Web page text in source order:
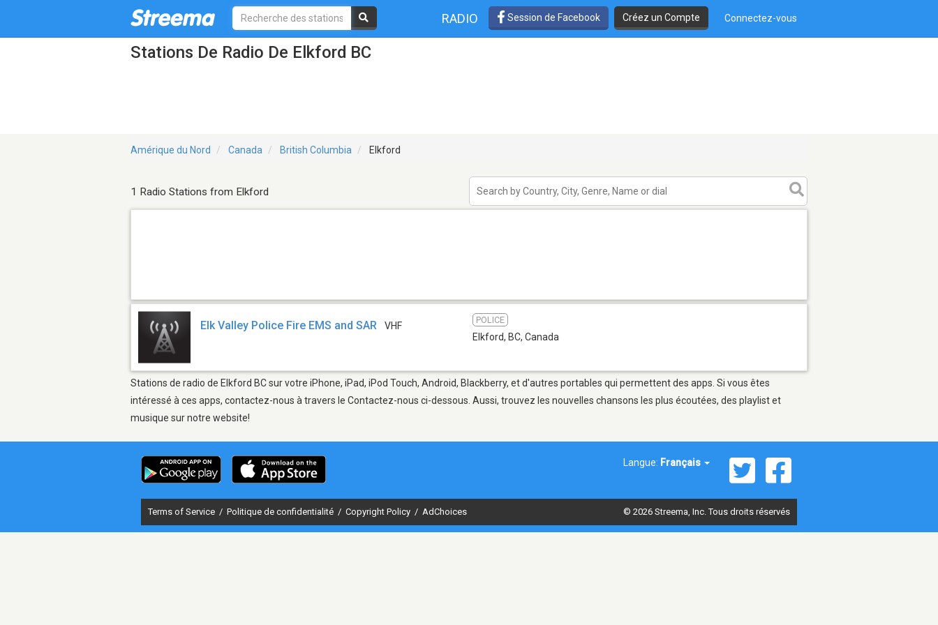
RADIO Session de Facebook Créez un Compte Connectez-vous
Stations De Radio De Elkford BC
Amérique du Nord Canada British Columbia Elkford
1 Radio Stations from Elkford
Elk Valley Police Fire EMS and SAR VHF
POLICE
Elkford, BC, Canada
Stations de radio de Elkford BC sur votre iPhone, iPad, iPod Touch, Android, Blackberry, et d'autres portables qui permettent des apps. Si vous êtes
intéressé à ces apps, contactez-nous à travers le Contactez-nous ci-dessous. Aussi, trouvez les nouvelles chansons les plus écoutées, des playlist et
musique sur notre website!
Langue: Français
Terms of Service / Politique de confidentialité / Copyright Policy / AdChoices © 2026 Streema, Inc. Tous droits réservés